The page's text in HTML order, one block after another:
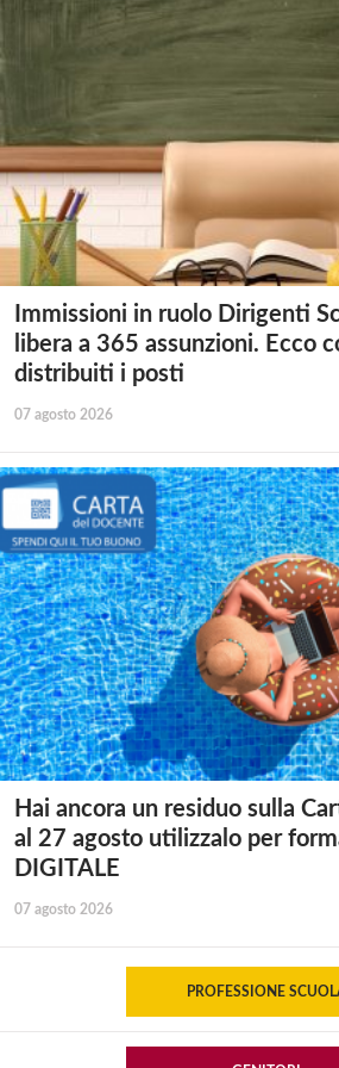
Immissioni in ruolo Dirigenti
libera a 365 assunzioni. Ecco
distribuiti i posti
07 agosto 2026
Hai ancora un residuo sulla
al 27 agosto utilizzalo per
DIGITALE
07 agosto 2026
PROFESSIONE